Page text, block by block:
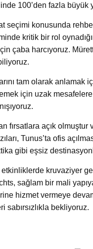
100’den fazla büyük
seçimi konusunda
kritik bir rol
çaba harcıyoruz.
tam olarak anlamak
için uzak
fırsatlara açık olmuştur
Tunus’ta ofis
gibi eşsiz
kruvaziyer
sağlam bir mali
hizmet vermeye
sabırsızlıkla bekliyoruz.